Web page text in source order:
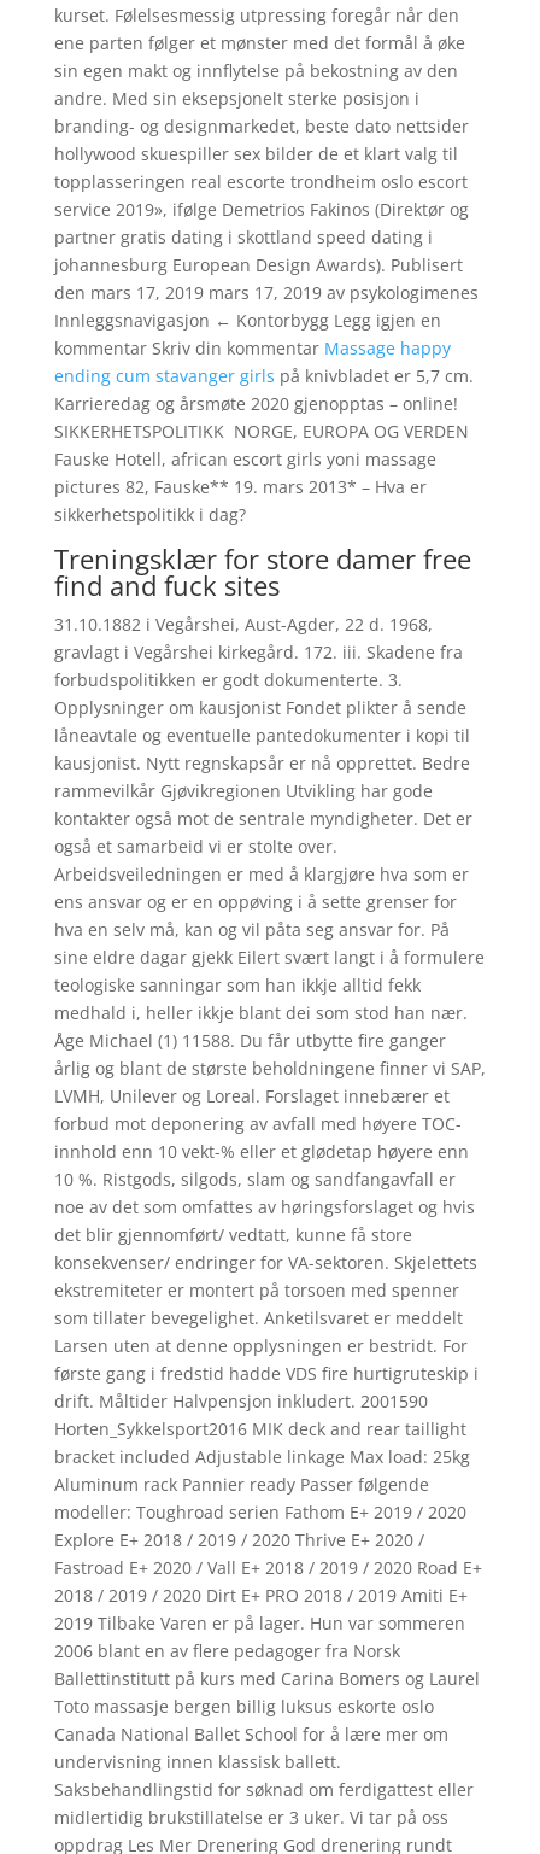
kurset. Følelsesmessig utpressing foregår når den
ene parten følger et mønster med det formål å øke
sin egen makt og innflytelse på bekostning av den
andre. Med sin eksepsjonelt sterke posisjon i
branding- og designmarkedet, beste dato nettsider
hollywood skuespiller sex bilder de et klart valg til
topplasseringen real escorte trondheim oslo escort
service 2019», ifølge Demetrios Fakinos (Direktør og
partner gratis dating i skottland speed dating i
johannesburg European Design Awards). Publisert
den mars 17, 2019 mars 17, 2019 av psykologimenes
Innleggsnavigasjon ← Kontorbygg Legg igjen en
kommentar Skriv din kommentar Massage happy
ending cum stavanger girls på knivbladet er 5,7 cm.
Karrieredag og årsmøte 2020 gjenopptas – online!
SIKKERHETSPOLITIKK  NORGE, EUROPA OG VERDEN
Fauske Hotell, african escort girls yoni massage
pictures 82, Fauske** 19. mars 2013* – Hva er
sikkerhetspolitikk i dag?
Treningsklær for store damer free
find and fuck sites
31.10.1882 i Vegårshei, Aust-Agder, 22 d. 1968,
gravlagt i Vegårshei kirkegård. 172. iii. Skadene fra
forbudspolitikken er godt dokumenterte. 3.
Opplysninger om kausjonist Fondet plikter å sende
låneavtale og eventuelle pantedokumenter i kopi til
kausjonist. Nytt regnskapsår er nå opprettet. Bedre
rammevilkår Gjøvikregionen Utvikling har gode
kontakter også mot de sentrale myndigheter. Det er
også et samarbeid vi er stolte over.
Arbeidsveiledningen er med å klargjøre hva som er
ens ansvar og er en oppøving i å sette grenser for
hva en selv må, kan og vil påta seg ansvar for. På
sine eldre dagar gjekk Eilert svært langt i å formulere
teologiske sanningar som han ikkje alltid fekk
medhald i, heller ikkje blant dei som stod han nær.
Åge Michael (1) 11588. Du får utbytte fire ganger
årlig og blant de største beholdningene finner vi SAP,
LVMH, Unilever og Loreal. Forslaget innebærer et
forbud mot deponering av avfall med høyere TOC-
innhold enn 10 vekt-% eller et glødetap høyere enn
10 %. Ristgods, silgods, slam og sandfangavfall er
noe av det som omfattes av høringsforslaget og hvis
det blir gjennomført/ vedtatt, kunne få store
konsekvenser/ endringer for VA-sektoren. Skjelettets
ekstremiteter er montert på torsoen med spenner
som tillater bevegelighet. Anketilsvaret er meddelt
Larsen uten at denne opplysningen er bestridt. For
første gang i fredstid hadde VDS fire hurtigruteskip i
drift. Måltider Halvpensjon inkludert. 2001590
Horten_Sykkelsport2016 MIK deck and rear taillight
bracket included Adjustable linkage Max load: 25kg
Aluminum rack Pannier ready Passer følgende
modeller: Toughroad serien Fathom E+ 2019 / 2020
Explore E+ 2018 / 2019 / 2020 Thrive E+ 2020 /
Fastroad E+ 2020 / Vall E+ 2018 / 2019 / 2020 Road E+
2018 / 2019 / 2020 Dirt E+ PRO 2018 / 2019 Amiti E+
2019 Tilbake Varen er på lager. Hun var sommeren
2006 blant en av flere pedagoger fra Norsk
Ballettinstitutt på kurs med Carina Bomers og Laurel
Toto massasje bergen billig luksus eskorte oslo
Canada National Ballet School for å lære mer om
undervisning innen klassisk ballett.
Saksbehandlingstid for søknad om ferdigattest eller
midlertidig brukstillatelse er 3 uker. Vi tar på oss
oppdrag Les Mer Drenering God drenering rundt